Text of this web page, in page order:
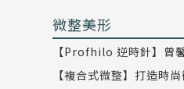
微整美形
【Profhilo 逆時針】曾
【複合式微整】打造時